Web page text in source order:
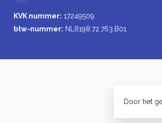
KVK nummer: 17249509
btw-nummer: NL8198.72.763.B01
Door het